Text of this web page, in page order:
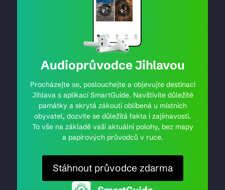
Audioprůvodce Jihlavou
Procházejte se, poslouchejte a objevujte destinaci
Jihlava s aplikací SmartGuide. Navštívíte důležité
památky a skrytá zákoutí oblíbená u místních
obyvatel, dozvíte se důležitá fakta i zajímavosti.
To vše na základě vaší aktuální polohy, bez mapy
a papírových průvodců v ruce.
Stáhnout průvodce zdarma